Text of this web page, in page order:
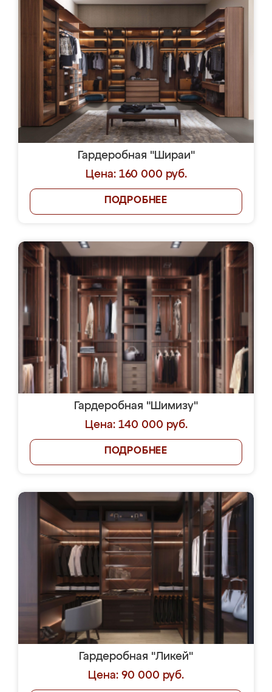
Гардеробная "Шираи"
Цена: 160 000 руб.
ПОДРОБНЕЕ
Гардеробная "Шимизу"
Цена: 140 000 руб.
ПОДРОБНЕЕ
Гардеробная "Ликей"
Цена: 90 000 руб.